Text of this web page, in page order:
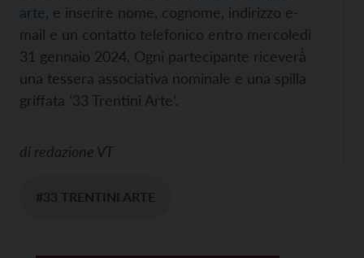
arte , e inserire nome, cognome, indirizzo e-
mail e un contatto telefonico entro mercoledì
31 gennaio 2024. Ogni partecipante riceverà̀
una tessera associativa nominale e una spilla
griffata ’33 Trentini Arte’.
di redazione VT
#33 TRENTINI ARTE